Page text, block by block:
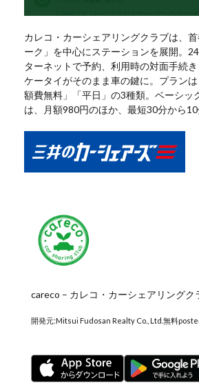
カレコ・カーシェアリングクラブは、
ーク」を中心にステーションを展開。
ターネットで予約、利用時の対面手続
ケータイがそのまま車の鍵に。プラン
額費無料」「平日」の3種類。ベーシッ
は、月額980円のほか、最短30分から10
careco – カレコ・カーシェアリングク
開発元:Mitsui Fudosan Realty Co., Ltd. 無料